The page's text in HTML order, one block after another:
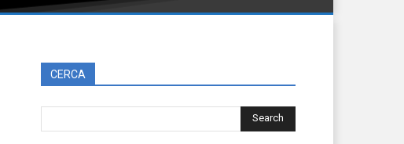
CERCA